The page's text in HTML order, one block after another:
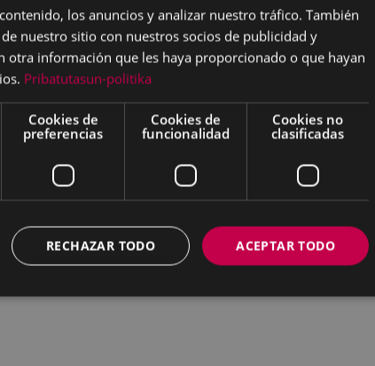
BASQUE
los anuncios y analizar nuestro tráfico. También
nuestro sitio con nuestros socios de publicidad y
otra información que les haya proporcionado o que hayan
Pribatutasun-politika
Cookies de
preferencias
Cookies de
funcionalidad
Cookies no
clasificadas
ACEPTAR TODO
RECHAZAR TODO